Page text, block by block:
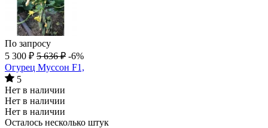
По запросу
5 300 ₽ 5 636 ₽ -6%
Огурец Муссон F1,
5
Нет в наличии
Нет в наличии
Нет в наличии
Осталось несколько штук